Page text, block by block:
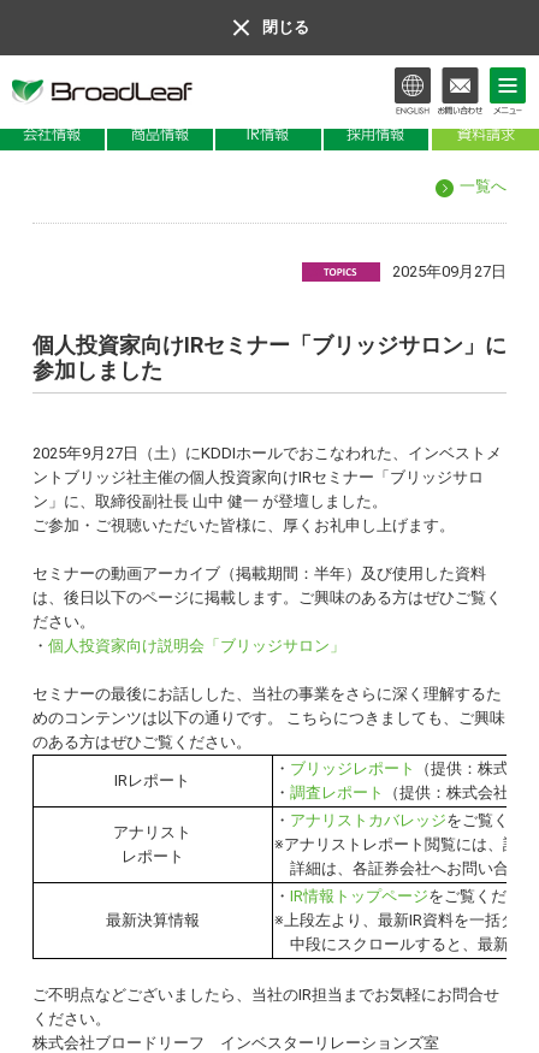
閉じる
IR情報
一覧へ
2025年09月27日
個人投資家向けIRセミナー「ブリッジサロン」に
参加しました
2025年9月27日（土）にKDDIホールでおこなわれた、インベストメ
ントブリッジ社主催の個人投資家向けIRセミナー「ブリッジサロ
ン」に、取締役副社長 山中 健一 が登壇しました。
ご参加・ご視聴いただいた皆様に、厚くお礼申し上げます。
セミナーの動画アーカイブ（掲載期間：半年）及び使用した資料
は、後日以下のページに掲載します。ご興味のある方はぜひご覧く
ださい。
・ 個人投資家向け説明会「ブリッジサロン」
セミナーの最後にお話しした、当社の事業をさらに深く理解するた
めのコンテンツは以下の通りです。 こちらにつきましても、ご興味
のある方はぜひご覧ください。
IRレポート
・ ブリッジレポート
（提供：株式会
・ 調査レポート （提供：株式会社シ
アナリスト
レポート
・ アナリストカバレッジをご覧くだ
※アナリストレポート閲覧には、証
詳細は、各証券会社へお問い合わ
最新決算情報
・ IR情報トップページをご覧くださ
※上段左より、最新IR資料を一括ダウ
中段にスクロールすると、最新の
ご不明点などございましたら、当社のIR担当までお気軽にお問合せ
ください。
株式会社ブロードリーフ インベスターリレーションズ室